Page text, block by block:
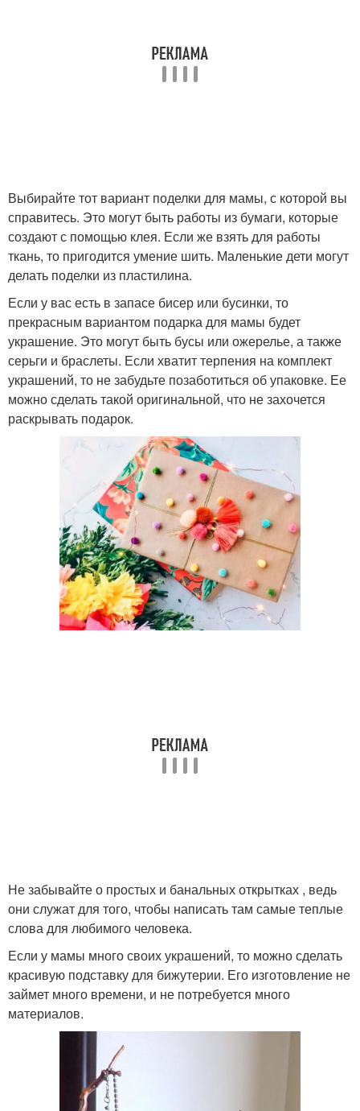
Выбирайте тот вариант поделки для мамы, с которой вы
справитесь. Это могут быть работы из бумаги, которые
создают с помощью клея. Если же взять для работы
ткань, то пригодится умение шить. Маленькие дети могут
делать поделки из пластилина.
Если у вас есть в запасе бисер или бусинки, то
прекрасным вариантом подарка для мамы будет
украшение. Это могут быть бусы или ожерелье, а также
серьги и браслеты. Если хватит терпения на комплект
украшений, то не забудьте позаботиться об упаковке. Ее
можно сделать такой оригинальной, что не захочется
раскрывать подарок.
Не забывайте о простых и банальных открытках , ведь
они служат для того, чтобы написать там самые теплые
слова для любимого человека.
Если у мамы много своих украшений, то можно сделать
красивую подставку для бижутерии. Его изготовление не
займет много времени, и не потребуется много
материалов.